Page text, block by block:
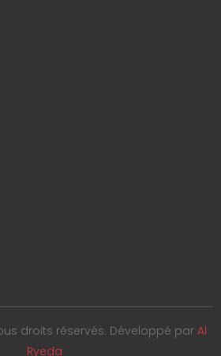
droits réservés. Développé par Al
Ryeda